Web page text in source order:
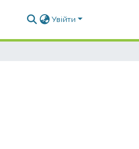
Увійти